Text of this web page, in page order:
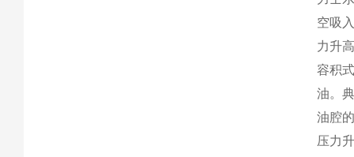
空吸
力升
容积
油。
油腔
压力